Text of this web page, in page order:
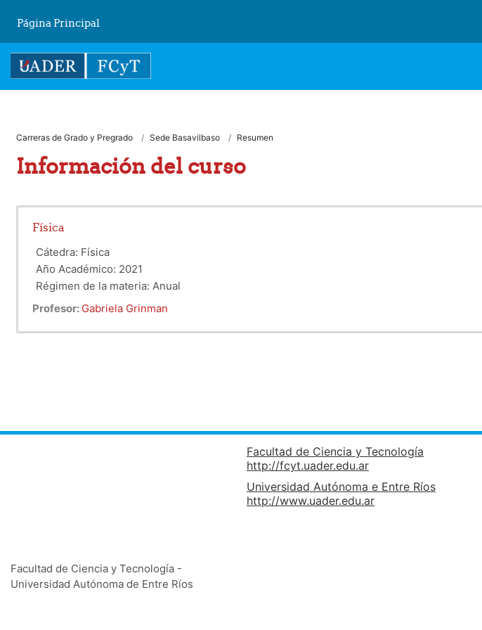
Página Principal
Carreras de Grado y Pregrado Sede Basavilbaso Resumen
Información del curso
Física
Cátedra: Física
Año Académico: 2021
Régimen de la materia: Anual
Equipo de cátedra/docente: Esp. Lic. Grinman Gabriela
Profesor: Gabriela Grinman
Facultad de Ciencia y Tecnología -
Universidad Autónoma de Entre Ríos
Facultad de Ciencia y Tecnología
http://fcyt.uader.edu.ar
Universidad Autónoma e Entre Ríos
http://www.uader.edu.ar